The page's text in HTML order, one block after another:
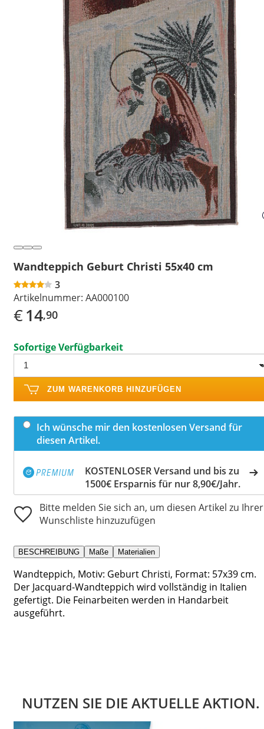
Wandteppich Geburt Christi 55x40 cm
3
Artikelnummer: AA000100
€14,90
Sofortige Verfügbarkeit
ZUM WARENKORB HINZUFÜGEN
Ich wünsche mir den kostenlosen Versand für
diesen Artikel.
KOSTENLOSER Versand und bis zu
1500€ Ersparnis für nur 8,90€/Jahr.
Bitte melden Sie sich an, um diesen Artikel zu Ihrer
Wunschliste hinzuzufügen
BESCHREIBUNG Maße Materialien
Wandteppich, Motiv: Geburt Christi, Format: 57x39 cm.
Der Jacquard-Wandteppich wird vollständig in Italien
gefertigt. Die Feinarbeiten werden in Handarbeit
ausgeführt.
NUTZEN SIE DIE AKTUELLE AKTION.